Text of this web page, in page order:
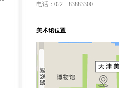
电话：022—83883300
美术馆位置